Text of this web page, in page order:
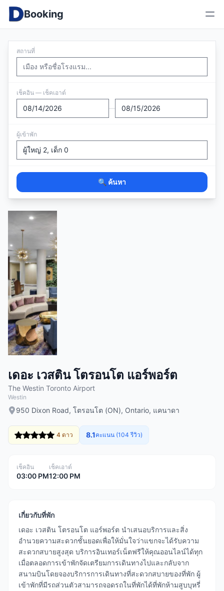
Booking
สถานที่
เช็คอิน — เช็คเอาต์
—
ผู้เข้าพัก
🔍 ค้นหา
เดอะ เวสติน โตรอนโต แอร์พอร์ต
The Westin Toronto Airport
Westin
950 Dixon Road, โตรอนโต (ON), Ontario, แคนาดา
4 ดาว 8.1คะแนน (104 รีวิว)
เช็คอิน
03:00 PM
เช็คเอาต์
12:00 PM
เกี่ยวกับที่พัก
เดอะ เวสติน โตรอนโต แอร์พอร์ต นำเสนอบริการและสิ่ง
อำนวยความสะดวกชั้นยอดเพื่อให้มั่นใจว่าแขกจะได้รับความ
สะดวกสบายสูงสุด บริการอินเทอร์เน็ตฟรีให้คุณออนไลน์ได้ทุก
เมื่อตลอดการเข้าพักจัดเตรียมการเดินทางไปและกลับจาก
สนามบินโดยจองบริการการเดินทางที่สะดวกสบายของที่พัก ผู้
เข้าพักที่มีรถส่วนตัวสามารถจอดรถในที่พักได้ที่พักห้ามสูบบุหรี่